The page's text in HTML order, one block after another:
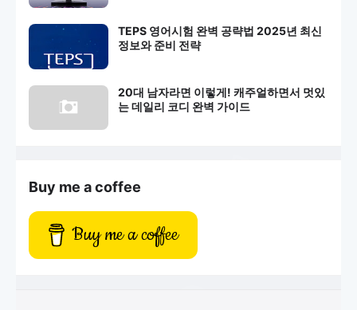
TEPS 영어시험 완벽 공략법 2025년 최신
정보와 준비 전략
20대 남자라면 이렇게! 캐주얼하면서 멋있
는 데일리 코디 완벽 가이드
Buy me a coffee
Buy me a coffee